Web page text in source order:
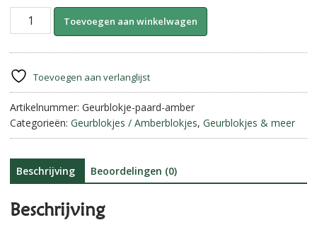
Marokkaanse
Geurblokjes-
Amber.
aantal
Toevoegen aan winkelwagen
n
t
i
:
Toevoegen aan verlanglijst
Artikelnummer: Geurblokje-paard-amber
Categorieën: Geurblokjes / Amberblokjes, Geurblokjes & meer
Beschrijving Beoordelingen (0)
Beschrijving